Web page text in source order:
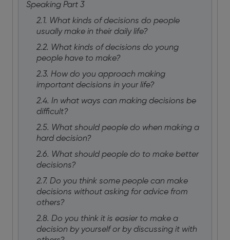
Speaking Part 3
2.1. What kinds of decisions do people
usually make in their daily life?
2.2. What kinds of decisions do young
people have to make?
2.3. How do you approach making
important decisions in your life?
2.4. In what ways can making decisions be
difficult?
2.5. What should people do when making a
hard decision?
2.6. What should people do to make better
decisions?
2.7. Do you think some people can make
decisions without asking for advice from
others?
2.8. Do you think it is easier to make a
decision by yourself or by discussing it with